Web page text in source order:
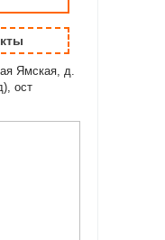
Ямская, д.
ост